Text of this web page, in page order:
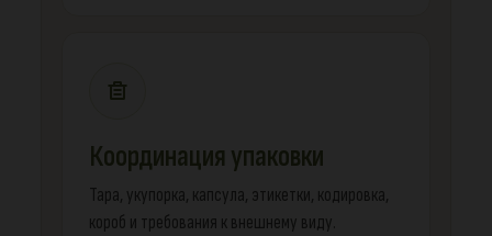
Координация упаковки
Тара, укупорка, капсула, этикетки, кодировка,
короб и требования к внешнему виду.